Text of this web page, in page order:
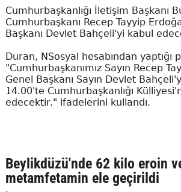
Cumhurbaşkanlığı İletişim Başkanı
Cumhurbaşkanı Recep Tayyip
Başkanı Devlet Bahçeli'yi kabul
Duran, NSosyal hesabından yaptığı
"Cumhurbaşkanımız Sayın Recep
Genel Başkanı Sayın Devlet
14.00'te Cumhurbaşkanlığı
edecektir." ifadelerini kullandı.
Beylikdüzü'nde 62 kilo eroin
metamfetamin ele geçirildi